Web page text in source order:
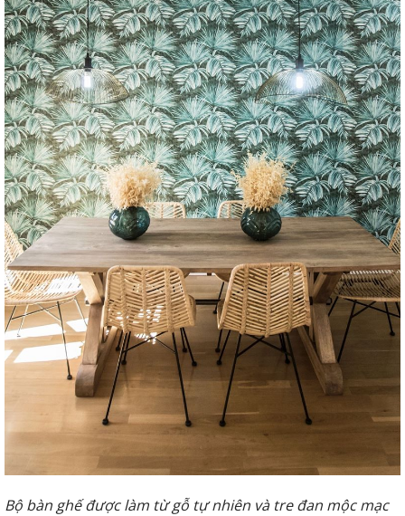
Bộ bàn ghế được làm từ gỗ tự nhiên và tre đan mộc mạc